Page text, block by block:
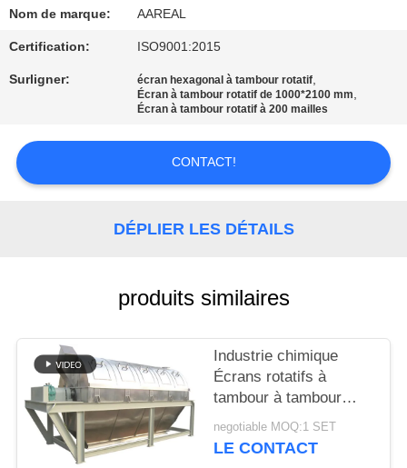
L'USINE
CONTRÔLE
LA
QUALITÉ
DEMANDEZ
UN DEVIS
PLAN
DU
Nom de marque: AAREAL
Certification: ISO9001:2015
Surligner: écran hexagonal à tambour rotatif,
Écran à tambour rotatif de 1000*2100 mm,
Écran à tambour rotatif à 200 mailles
CONTACT!
DÉPLIER LES DÉTAILS
produits similaires
Industrie chimique
Écrans rotatifs à
tambour à tambour
rotatifs
negotiable MOQ:1 SET
LE CONTACT